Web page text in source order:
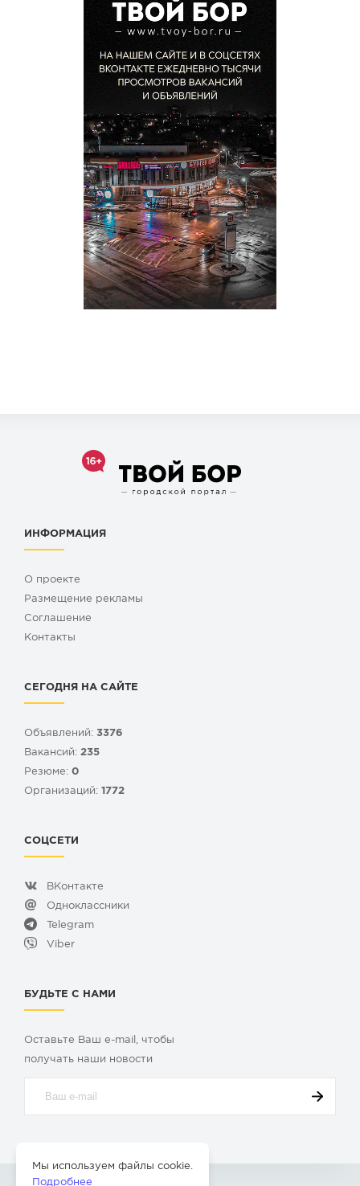
ИНФОРМАЦИЯ
О проекте
Размещение рекламы
Cоглашение
Контакты
СЕГОДНЯ НА САЙТЕ
Объявлений: 3376
Вакансий: 235
Резюме: 0
Организаций: 1772
СОЦСЕТИ
ВКонтакте
Одноклассники
Telegram
Viber
БУДЬТЕ С НАМИ
Оставьте Ваш e-mail, чтобы
получать наши новости
Мы используем файлы cookie.
Подробнее